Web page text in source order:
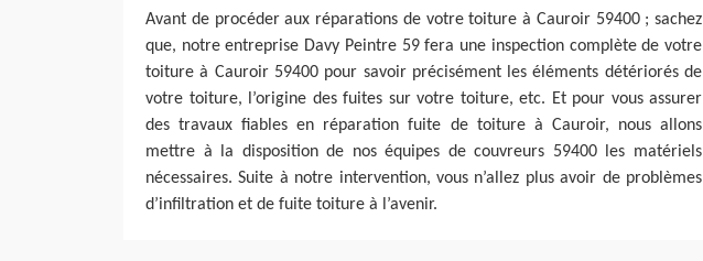
Avant de procéder aux réparations de votre toiture à Cauroir 59400 ; sachez
que, notre entreprise Davy Peintre 59 fera une inspection complète de votre
toiture à Cauroir 59400 pour savoir précisément les éléments détériorés de
votre toiture, l’origine des fuites sur votre toiture, etc. Et pour vous assurer
des travaux fiables en réparation fuite de toiture à Cauroir, nous allons
mettre à la disposition de nos équipes de couvreurs 59400 les matériels
nécessaires. Suite à notre intervention, vous n’allez plus avoir de problèmes
d’infiltration et de fuite toiture à l’avenir.